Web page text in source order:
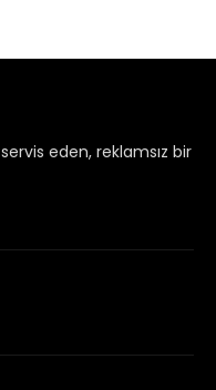
servis eden, reklamsız bir